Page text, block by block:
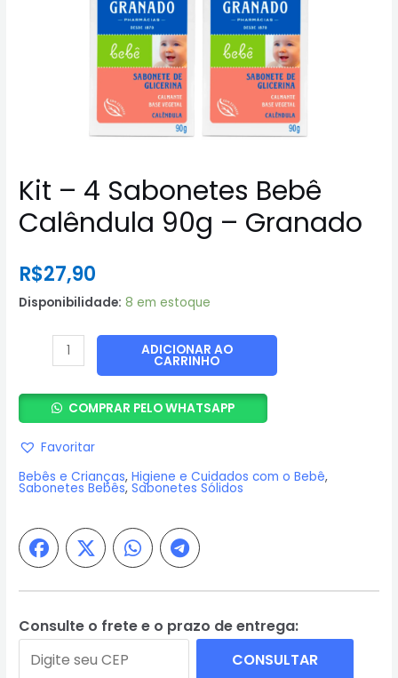
Kit – 4 Sabonetes Bebê
Calêndula 90g – Granado
R$27,90
Disponibilidade: 8 em estoque
4
Sabonetes
Calêndula
90g
quantidade
ADICIONAR AO
CARRINHO
COMPRAR PELO WHATSAPP
Favoritar
Bebês e Crianças,Higiene e Cuidados com o Bebê,
Sabonetes Bebês,Sabonetes Sólidos
Consulte o frete e o prazo de entrega:
CONSULTAR